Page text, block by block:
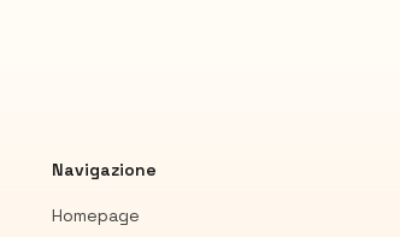
Navigazione
Homepage